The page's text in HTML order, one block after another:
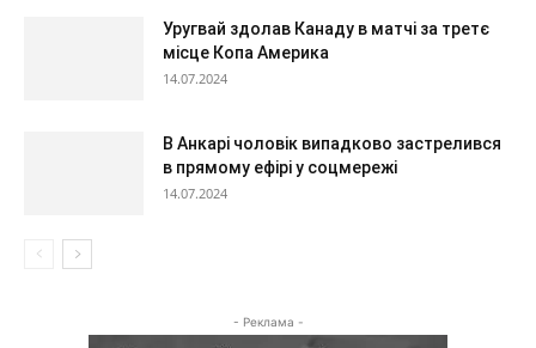
Уругвай здолав Канаду в матчі за третє
місце Копа Америка
14.07.2024
В Анкарі чоловік випадково застрелився
в прямому ефірі у соцмережі
14.07.2024
- Реклама -